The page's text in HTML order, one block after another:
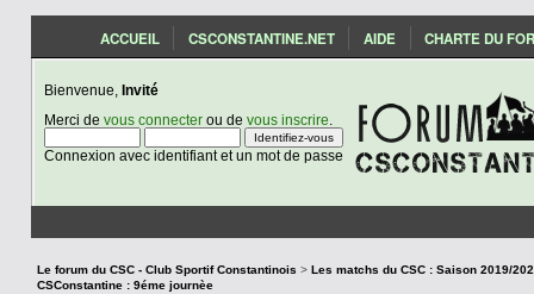
ACCUEIL CSCONSTANTINE.NET AIDE CHARTE DU
Bienvenue, Invité
Merci de vous connecterou de vous inscrire
Connexion avec identifiant et un mot de passe
Le forum du CSC - Club Sportif Constantinois >
CSConstantine : 9éme journèe